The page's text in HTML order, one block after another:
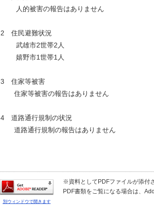
人的被害の報告はありません
2 住民避難状況
武雄市2世帯2人
嬉野市1世帯1人
3 住家等被害
住家等被害の報告はありません
4 道路通行規制の状況
道路通行規制の報告はありません
別ウィンドウで開きます
※資料としてPDFファイルが添付
PDF書類をご覧になる場合は、